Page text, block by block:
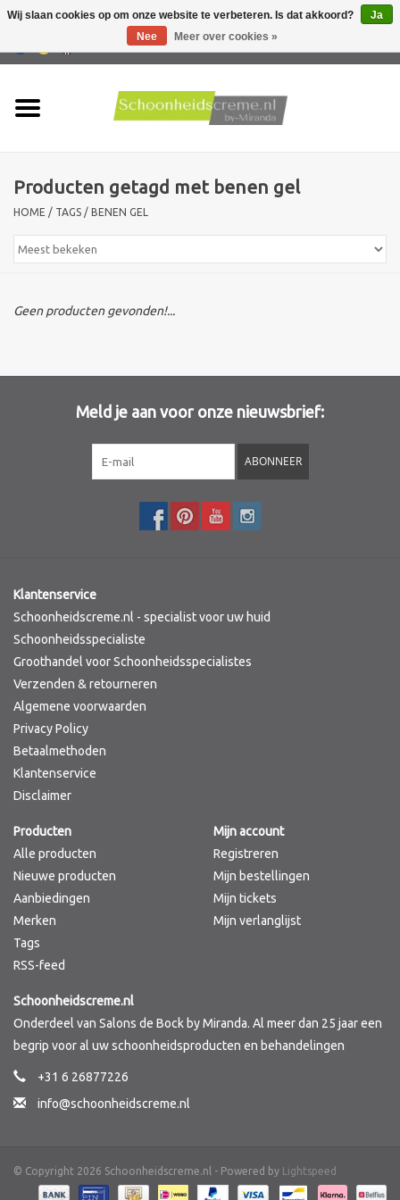
Producten
Huidproblemen
Pascaud
Fusion Meso
PCA SKINCARE
Ekseption Skincare
Blog
Merken
Producten getagd met benen gel
HOME / TAGS / BENEN GEL
Geen producten gevonden!...
Meld je aan voor onze nieuwsbrief:
ABONNEER
Klantenservice
Schoonheidscreme.nl - specialist voor uw huid
Schoonheidsspecialiste
Groothandel voor Schoonheidsspecialistes
Verzenden & retourneren
Algemene voorwaarden
Privacy Policy
Betaalmethoden
Klantenservice
Disclaimer
Producten
Alle producten
Nieuwe producten
Aanbiedingen
Merken
Tags
RSS-feed
Mijn account
Registreren
Mijn bestellingen
Mijn tickets
Mijn verlanglijst
Schoonheidscreme.nl
Onderdeel van Salons de Bock by Miranda. Al meer dan 25 jaar een
begrip voor al uw schoonheidsproducten en behandelingen
+31 6 26877226
info@schoonheidscreme.nl
© Copyright 2026 Schoonheidscreme.nl - Powered by Lightspeed
Wij slaan cookies op om onze website te verbeteren. Is dat akkoord?
Ja
Nee
Meer over cookies »